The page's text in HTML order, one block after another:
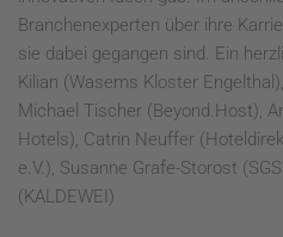
Branchenexperten über ihre
sie dabei gegangen sind. Ein
Kilian (Wasems Kloster
Michael Tischer (Beyond.Host),
Hotels), Catrin Neuffer
e.V.), Susanne Grafe-Storost
(KALDEWEI)